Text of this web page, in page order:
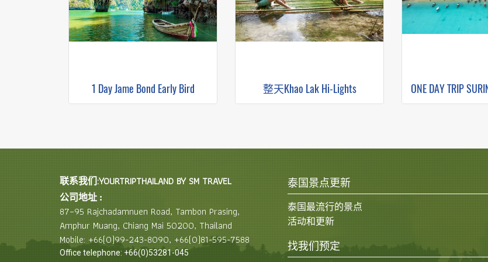
1 Day Jame Bond Early Bird 整天Khao Lak Hi-Lights
联系我们:YOURTRIPTHAILAND BY SM TRAVEL
公司地址 :
87–95 Rajchadamnuen Road, Tambon Prasing,
Amphur Muang, Chiang Mai 50200, Thailand
Mobile: +66(0)99-243-8090, +66(0)81-595-7588
Office telephone: +66(0)53281-045
泰国景点更新
泰国最流行的景点
活动和更新
找我们预定